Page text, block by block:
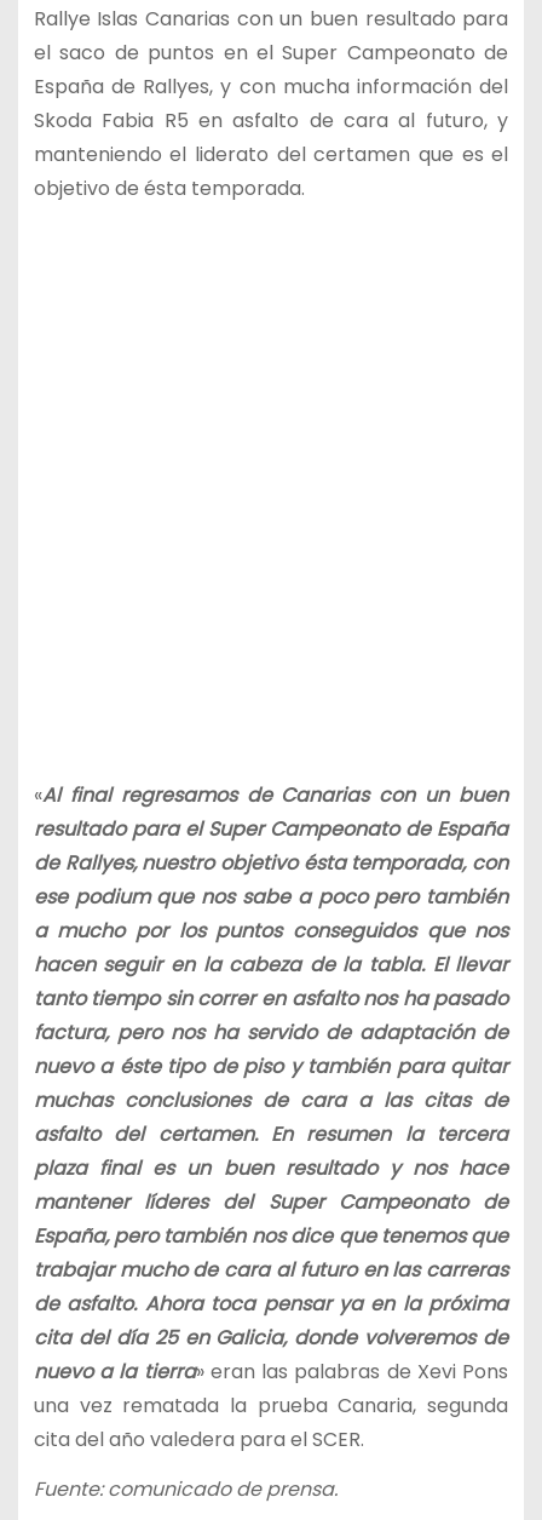
Rallye Islas Canarias con un buen resultado para
el saco de puntos en el Super Campeonato de
España de Rallyes, y con mucha información del
Skoda Fabia R5 en asfalto de cara al futuro, y
manteniendo el liderato del certamen que es el
objetivo de ésta temporada.
«Al final regresamos de Canarias con un buen
resultado para el Super Campeonato de España
de Rallyes, nuestro objetivo ésta temporada, con
ese podium que nos sabe a poco pero también
a mucho por los puntos conseguidos que nos
hacen seguir en la cabeza de la tabla. El llevar
tanto tiempo sin correr en asfalto nos ha pasado
factura, pero nos ha servido de adaptación de
nuevo a éste tipo de piso y también para quitar
muchas conclusiones de cara a las citas de
asfalto del certamen. En resumen la tercera
plaza final es un buen resultado y nos hace
mantener líderes del Super Campeonato de
España, pero también nos dice que tenemos que
trabajar mucho de cara al futuro en las carreras
de asfalto. Ahora toca pensar ya en la próxima
cita del día 25 en Galicia, donde volveremos de
nuevo a la tierra» eran las palabras de Xevi Pons
una vez rematada la prueba Canaria, segunda
cita del año valedera para el SCER.
Fuente: comunicado de prensa.